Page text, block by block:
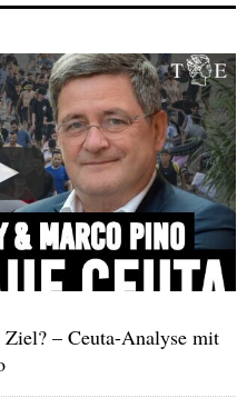
Ziel? – Ceuta-Analyse mit